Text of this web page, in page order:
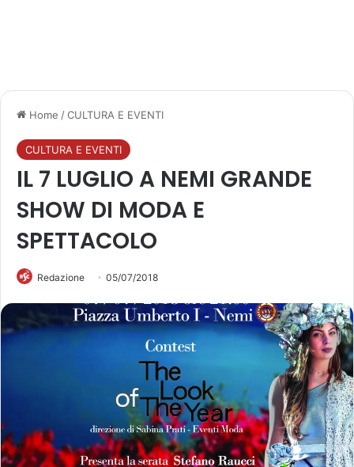
Home /CULTURA E EVENTI
CULTURA E EVENTI
IL 7 LUGLIO A NEMI GRANDE
SHOW DI MODA E
SPETTACOLO
Redazione 05/07/2018